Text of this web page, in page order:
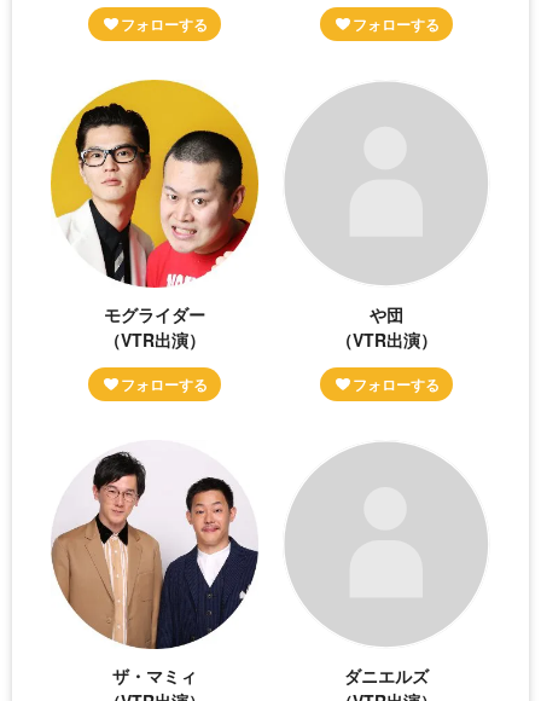
モグライダー
（VTR出演）
や団
（VTR出演）
ザ・マミィ
ダニエルズ